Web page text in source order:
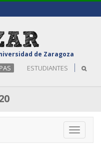
de Zaragoza
ESTUDIANTES
Toggle